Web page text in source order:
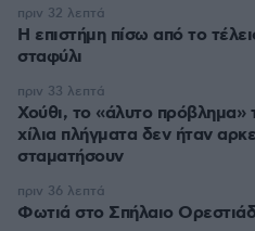
Η επιστήμη πίσω από το
σταφύλι
πριν 32 λεπτά
Χούθι, το «άλυτο πρόβλημα»
χίλια πλήγματα δεν ήταν
σταματήσουν
πριν 33 λεπτά
Φωτιά στο Σπήλαιο
πριν 36 λεπτά